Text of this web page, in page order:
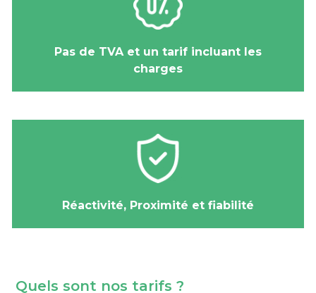
Pas de TVA et un tarif incluant les
charges
Réactivité, Proximité et fiabilité
Quels sont nos tarifs ?